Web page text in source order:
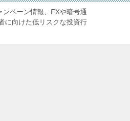
ペーン情報、FXや暗号通
に向けた低リスクな投資行